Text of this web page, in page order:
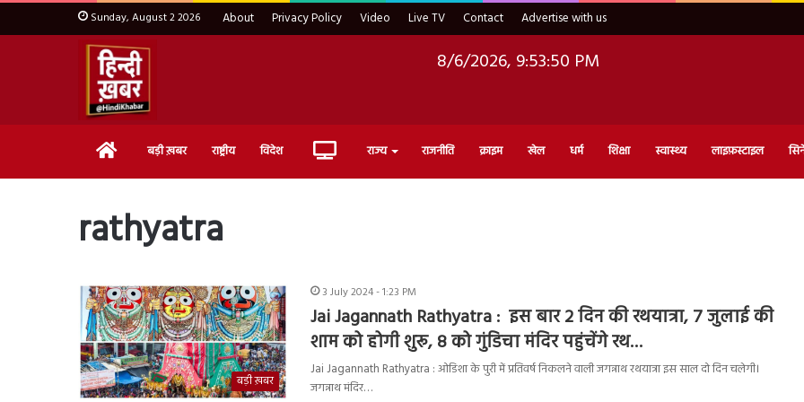
Sunday, August 2 2026 About Privacy Policy Video Live TV Contact Advertise with us
8/6/2026, 9:53:51 PM
Home बड़ी ख़बर राष्ट्रीय विदेश Live राज्य राजनीति क्राइम खेल धर्म शिक्षा स्वास्थ्य लाइफ़स्टाइल
rathyatra
बड़ी ख़बर
3 July 2024 - 1:23 PM
Jai Jagannath Rathyatra : इस बार 2 दिन की रथयात्रा, 7 जुलाई की
शाम को होगी शुरू, 8 को गुंडिचा मंदिर पहुंचेंगे रथ…
Jai Jagannath Rathyatra : ओडिशा के पुरी में प्रतिवर्ष निकलने वाली जगन्नाथ रथयात्रा इस साल दो दिन चलेगी।
जगन्नाथ मंदिर…